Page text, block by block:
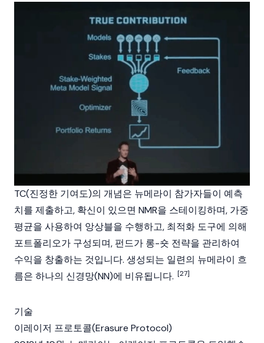
TC(진정한 기여도)의 개념은 뉴메라이 참가자들이 예측
치를 제출하고, 확신이 있으면 NMR을 스테이킹하며, 가중
평균을 사용하여 앙상블을 수행하고, 최적화 도구에 의해
포트폴리오가 구성되며, 펀드가 롱-숏 전략을 관리하여
수익을 창출하는 것입니다. 생성되는 일련의 뉴메라이 흐
름은 하나의 신경망(NN)에 비유됩니다. [27]
기술
이레이저 프로토콜(Erasure Protocol)